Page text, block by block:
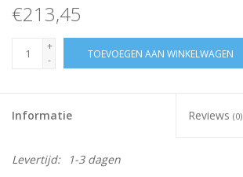
€213,45
+
-
TOEVOEGEN AAN WINKELWAGEN
Informatie Reviews (0)
Levertijd: 1-3 dagen